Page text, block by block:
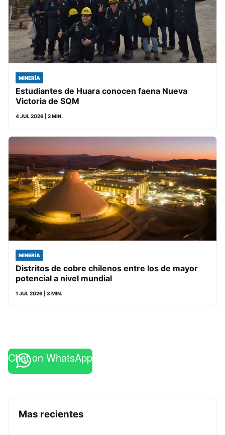
MINERÍA
Estudiantes de Huara conocen faena Nueva
Victoria de SQM
4 JUL 2026 | 2 MIN.
MINERÍA
Distritos de cobre chilenos entre los de mayor
potencial a nivel mundial
1 JUL 2026 | 3 MIN.
Chat on WhatsApp
Mas recientes